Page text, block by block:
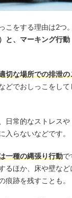
こをする理由は2つ。
と、マーキング行動
切な場所での排泄の
どでおしっこをして
日常的なストレス
入らないなどです。
一種の縄張り行動で
るほか、床や壁な
痕跡を残すことも。